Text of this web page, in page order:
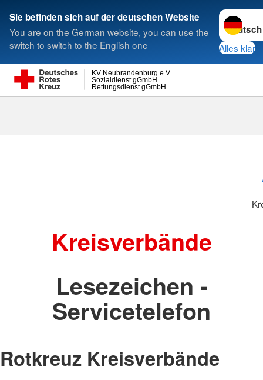
Sie befinden sich auf der deutschen Website
You are on the German website, you can use the
switch to switch to the English one
Sprache
Alles klar
Rettungsdienst gGmbH
Sozialdienst gGmbH
KV Neubrandenburg e.V.
Suche
Kreisverbände
Lesezeichen -
Servicetelefon
Rotkreuz Kreisverbände